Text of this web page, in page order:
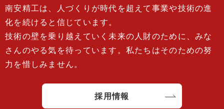
南安精工は、人づくりが時代を超えて事業や技術の進
化を続けると信じています。
技術の壁を乗り越えていく未来の人財のために、みな
さんのやる気を待っています。私たちはそのための努
力を惜しみません。
採用情報